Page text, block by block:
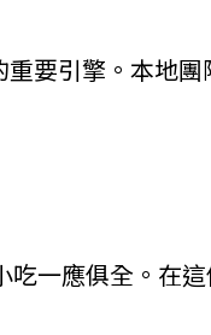
要引擎。本地
一應俱全。在這